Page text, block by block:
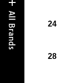
24
28